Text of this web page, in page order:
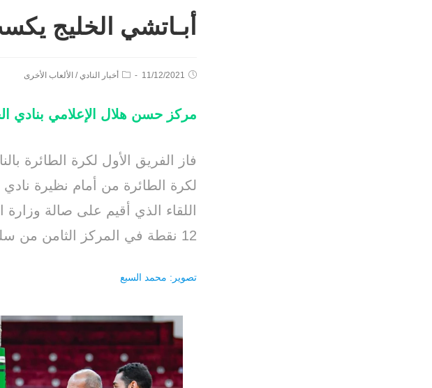
أبـاتشي الخليج
11/12/2021 أخبار النادي / الألعاب الأخرى
مركز حسن هلال الإعلامي بنادي
فاز الفريق الأول لكرة الطائرة
اللقاء الذي أقيم على صالة وزارة
12 نقطة في المركز الثامن من سلم الترتيب.
تصوير: محمد السبع